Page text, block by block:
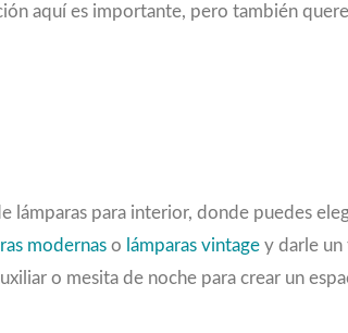
aquí es importante, pero también
lámparas para interior, donde puedes
modernas o lámparas vintage y darle un
o mesita de noche para crear un